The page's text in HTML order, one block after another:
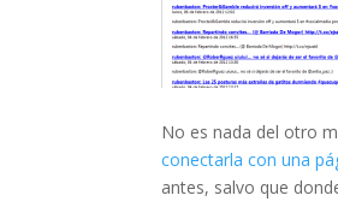
No es nada del otro
conectarla con una
antes, salvo que